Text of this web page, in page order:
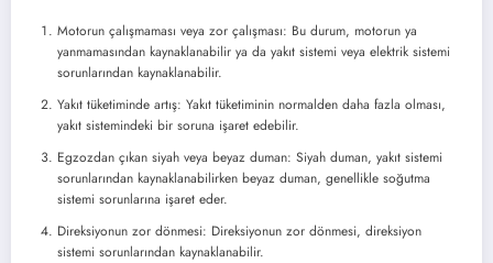
Motorun çalışmaması veya zor çalışması: Bu durum, motorun ya
yanmamasından kaynaklanabilir ya da yakıt sistemi veya elektrik sistemi
sorunlarından kaynaklanabilir.
Yakıt tüketiminde artış: Yakıt tüketiminin normalden daha fazla olması,
yakıt sistemindeki bir soruna işaret edebilir.
Egzozdan çıkan siyah veya beyaz duman: Siyah duman, yakıt sistemi
sorunlarından kaynaklanabilirken beyaz duman, genellikle soğutma
sistemi sorunlarına işaret eder.
Direksiyonun zor dönmesi: Direksiyonun zor dönmesi, direksiyon
sistemi sorunlarından kaynaklanabilir.